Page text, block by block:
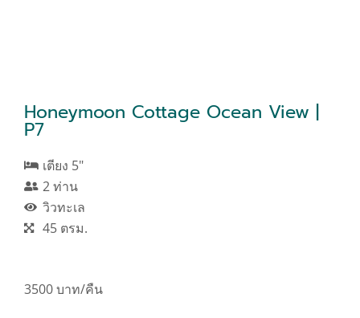
Honeymoon Cottage Ocean View |
P7
เตียง 5"
2 ท่าน
วิวทะเล
45 ตรม.
3500 บาท/คืน